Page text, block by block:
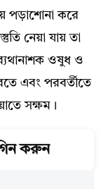
পড়াশোনা করে
নেয়া যায় তা
ওষুধ ও
এবং পরবর্তীতে
সক্ষম।
করুন